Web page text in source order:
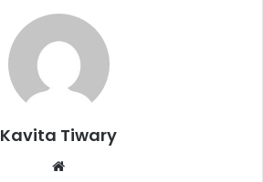
Kavita Tiwary